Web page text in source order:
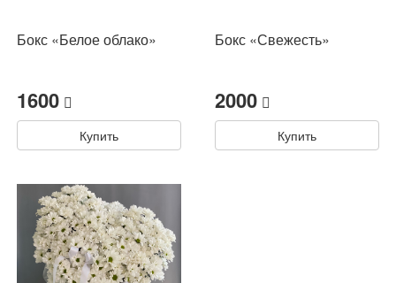
Бокс «Белое облако»
1600
Купить
Бокс «Свежесть»
2000
Купить